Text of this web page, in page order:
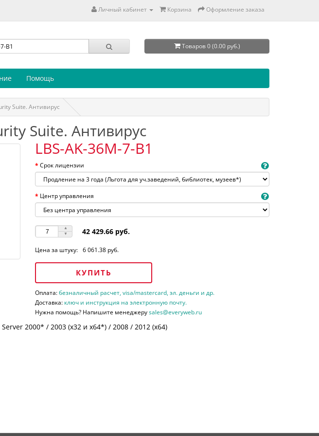
Личный кабинет Корзина Оформление заказа
Товаров 0 (0.00 руб.)
Помощь
Suite. Антивирус
Suite. Антивирус
LBS-AK-36M-7-B1
Срок лицензии
Центр управления
42 429.66 руб.
Цена за штуку: 6 061.38 руб.
КУПИТЬ
Оплата:безналичный расчет, visa/mastercard, эл. деньги и др.
Доставка: ключ и инструкция на электронную почту.
Нужна помощь? Напишите менеджеруsales@everyweb.ru
2000* / 2003 (х32 и х64*) / 2008 / 2012 (х64)